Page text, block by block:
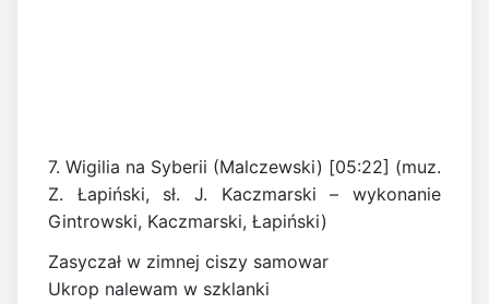
7. Wigilia na Syberii (Malczewski) [05:22] (muz.
Z. Łapiński, sł. J. Kaczmarski – wykonanie
Gintrowski, Kaczmarski, Łapiński)
Zasyczał w zimnej ciszy samowar
Ukrop nalewam w szklanki